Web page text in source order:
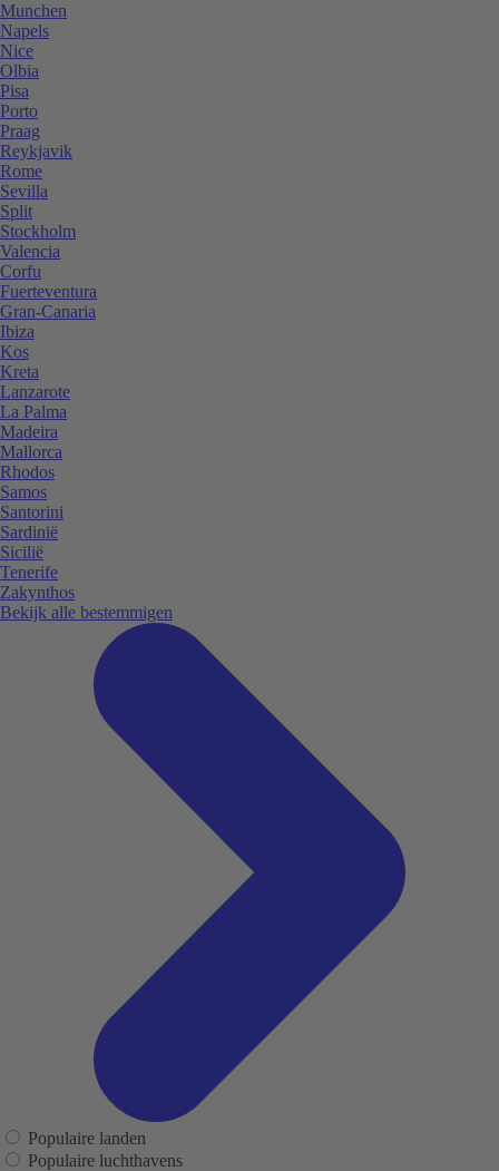
Munchen
Napels
Nice
Olbia
Pisa
Porto
Praag
Reykjavik
Rome
Sevilla
Split
Stockholm
Valencia
Corfu
Fuerteventura
Gran-Canaria
Ibiza
Kos
Kreta
Lanzarote
La Palma
Madeira
Mallorca
Rhodos
Samos
Santorini
Sardinië
Sicilië
Tenerife
Zakynthos
Bekijk alle bestemmigen
Populaire landen
Populaire luchthavens